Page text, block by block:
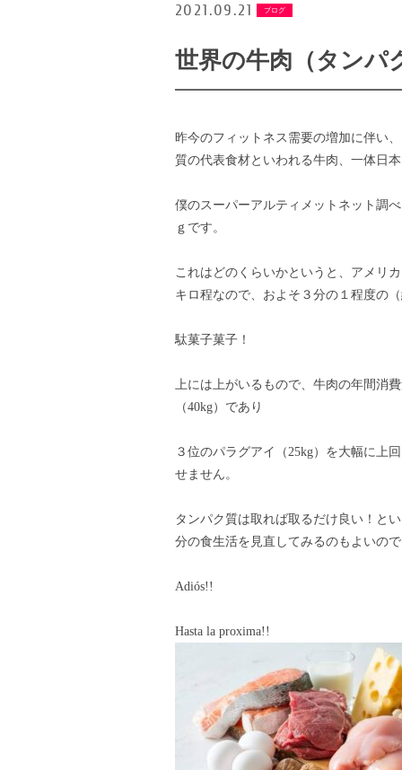
2021.09.21 ブログ
世界の牛肉（タン
昨今のフィットネス需要の増加に伴い
質の代表食材といわれる牛肉、一体日
僕のスーパーアルティメットネット調
ｇです。
これはどのくらいかというと、アメリ
キロ程なので、およそ３分の１程度の
駄菓子菓子！
上には上がいるもので、牛肉の年間
（40kg）であり
３位のパラグアイ（25kg）を大幅に上
せません。
タンパク質は取れば取るだけ良い！と
分の食生活を見直してみるのもよいの
Adiós!!
Hasta la proxima!!